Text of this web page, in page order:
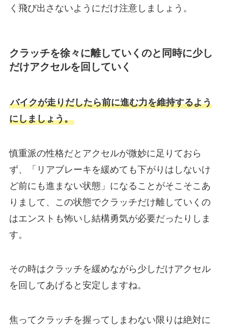
く飛び出さないようにだけ注意しましょう。
クラッチを徐々に離していくのと同時に少し
だけアクセルを回していく
バイクが走りだしたら前に進む力を維持するよう
にしましょう。
慎重派の性格だとアクセルが微妙に足りておら
ず、「リアブレーキを緩めても下がりはしないけ
ど前にも進まない状態」になることがそこそこあ
りまして、この状態でクラッチだけ離していくの
はエンストも怖いし結構勇気が必要だったりしま
す。
その時はクラッチを緩めながら少しだけアクセル
を回してあげると安定しますね。
焦ってクラッチを握ってしまわない限りは絶対に